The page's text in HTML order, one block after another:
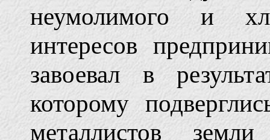
неумолимого и
интересов
завоевал в
которому
металлистов